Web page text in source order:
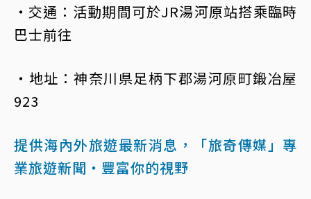
・交通：活動期間可於JR湯河原站搭乘臨時
巴士前往
・地址：神奈川県足柄下郡湯河原町鍛冶屋
923
提供海內外旅遊最新消息，「旅奇傳媒」專
業旅遊新聞‧豐富你的視野